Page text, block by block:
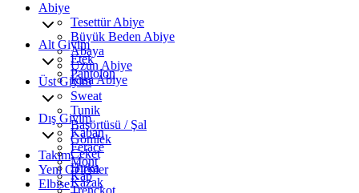
Abiye
Tesettür Abiye
Büyük Beden Abiye
Abaya
Uzun Abiye
Kısa Abiye
Alt Giyim
Etek
Pantolon
Üst Giyim
Sweat
Tunik
Başörtüsü / Şal
Gömlek
Ceket
Hırka
Kazak
Dış Giyim
Kaban
Ferace
Mont
Kap
Trençkot
Takım
Yeni Gelenler
Elbise